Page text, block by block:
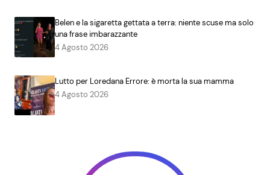
Belen e la sigaretta gettata a terra: niente scuse ma solo
una frase imbarazzante
4 Agosto 2026
Lutto per Loredana Errore: è morta la sua mamma
4 Agosto 2026